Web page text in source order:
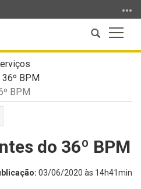
a
Abrir
a
36º BPM
BPM
do 36º BPM
03/06/2020 às 14h41min